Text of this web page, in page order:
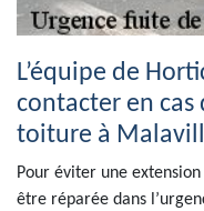
L’équipe de
contacter en cas
toiture à
Pour éviter une
être réparée dans